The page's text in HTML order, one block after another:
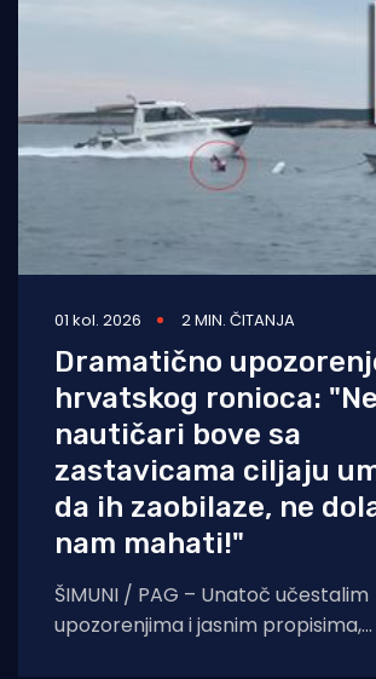
01 kol. 2026 2 MIN. ČITANJA
Dramatično
hrvatskog ronioca:
nautičari bove sa
zastavicama ciljaju
da ih zaobilaze, ne
nam mahati!"
ŠIMUNI / PAG – Unatoč učestalim
upozorenjima i jasnim propisima,